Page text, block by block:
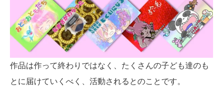
作品は作って終わりではなく、たくさんの子ども達のも
とに届けていくべく、活動されるとのことです。